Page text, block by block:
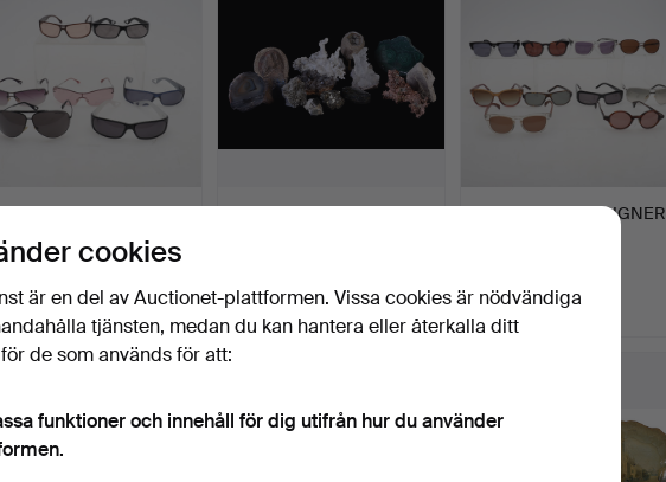
SAMLING EMPORIO
SOLGLASÖGON.
7 jul 2019
EN SAMLING AV
3 bud
EN SAMLING DESIGNER
3 bud
cookies
är en del av Auctionet-plattformen. Vissa cookies är nödvändiga
tjänsten, medan du kan hantera eller återkalla ditt
de som används för att:
funktioner och innehåll för dig utifrån hur du använder